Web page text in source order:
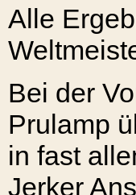
Alle
Bei der
Prulamp
in fast
Jerker